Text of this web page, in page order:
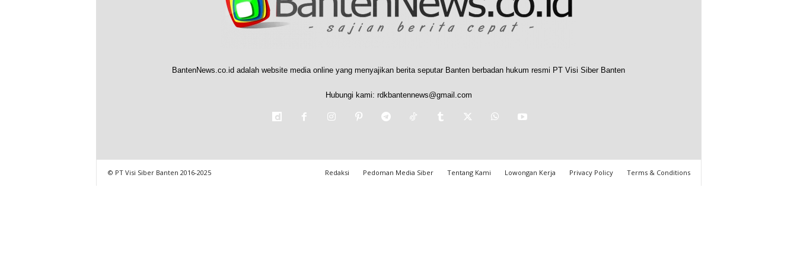
BantenNews.co.id adalah website media online yang menyajikan berita seputar Banten berbadan hukum resmi PT Visi Siber Banten
Hubungi kami: rdkbantennews@gmail.com
Redaksi Pedoman Media Siber Tentang Kami Lowongan Kerja Privacy Policy Terms & Conditions
© PT Visi Siber Banten 2016-2025